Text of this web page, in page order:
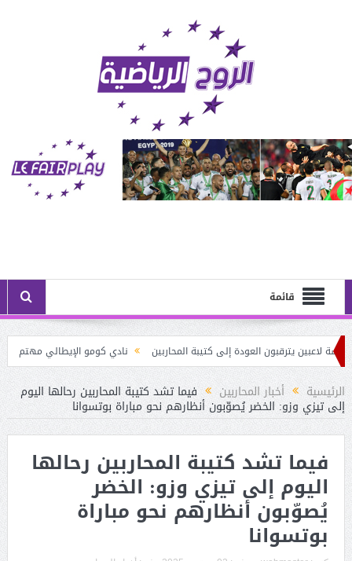
قائمة
يترقبون العودة إلى كتيبة المحاربين
نادي كومو الإيطالي مهتم بخدمات
لانس على قبالالرئيسية أخبار المحاربين فيما تشد كتيبة المحاربين رحالها اليوم
إلى تيزي وزو: الخضر يُصوّبون أنظارهم نحو مباراة بوتسوانا
فيما تشد كتيبة المحاربين رحالها
اليوم إلى تيزي وزو: الخضر
يُصوّبون أنظارهم نحو مباراة
بوتسوانا